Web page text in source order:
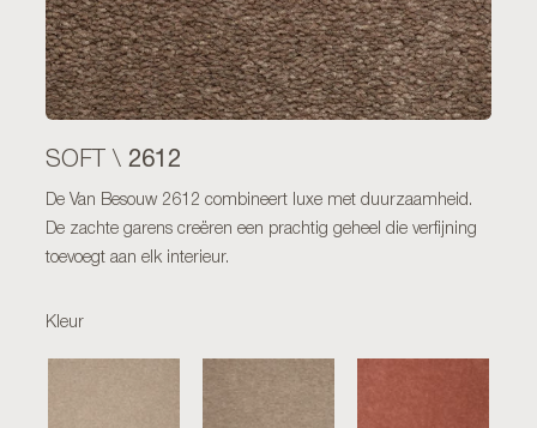
SOFT \ 2612
De Van Besouw 2612 combineert luxe met duurzaamheid.
De zachte garens creëren een prachtig geheel die verfijning
toevoegt aan elk interieur.
Kleur